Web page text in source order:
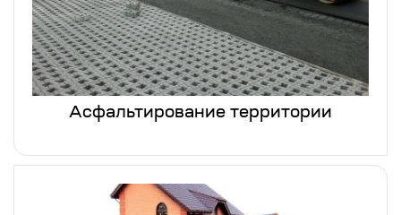
Асфальтирование территории